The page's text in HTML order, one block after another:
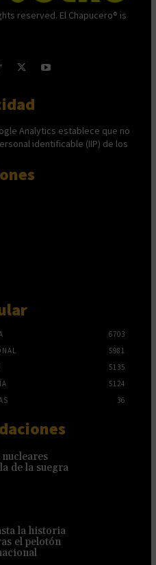
reserved. El Chapucero® is
Analytics establece que no
identificable (IIP) de los
6703
5981
5135
5124
36
de la suegra
la historia
el pelotón